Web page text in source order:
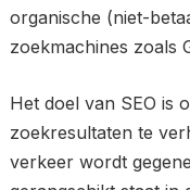
organische (niet-
zoekmachines zoals
Het doel van SEO is
zoekresultaten te
verkeer wordt